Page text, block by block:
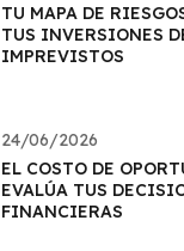
TU MAPA DE
TUS INVERSIONES
IMPREVISTOS
24/06/2026
EL COSTO DE
EVALÚA TUS
FINANCIERAS